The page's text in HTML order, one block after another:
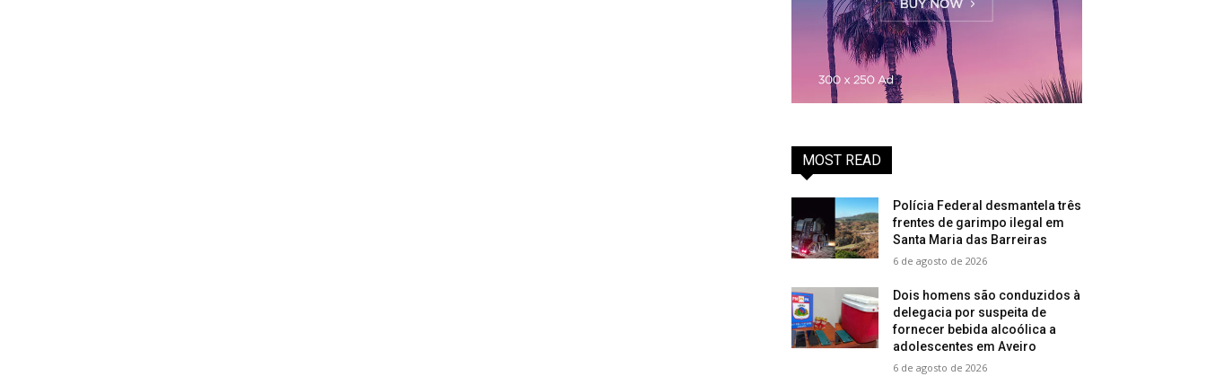
MOST READ
Polícia Federal desmantela três
frentes de garimpo ilegal em
Santa Maria das Barreiras
6 de agosto de 2026
Dois homens são conduzidos à
delegacia por suspeita de
fornecer bebida alcoólica a
adolescentes em Aveiro
6 de agosto de 2026